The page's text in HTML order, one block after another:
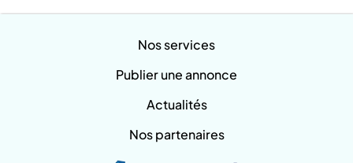
Nos services
Publier une annonce
Actualités
Nos partenaires